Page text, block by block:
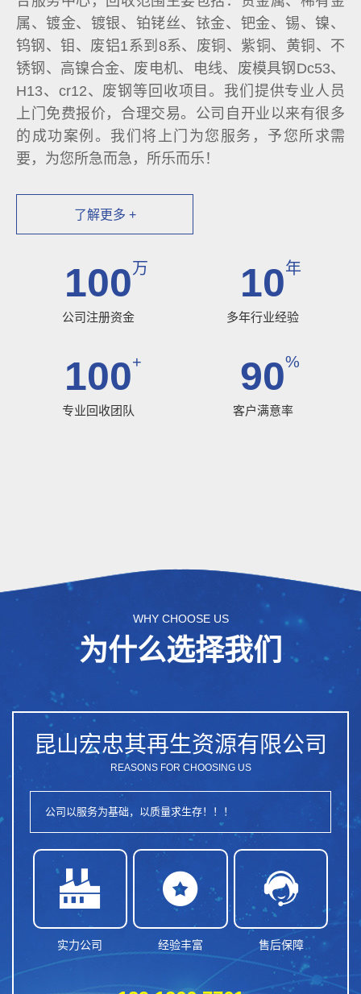
属、镀金、镀银、铂铑丝、铱金、钯金、锡、镍、
钨钢、钼、废铝1系到8系、废铜、紫铜、黄铜、不
锈钢、高镍合金、废电机、电线、废模具钢Dc53、
H13、cr12、废钢等回收项目。我们提供专业人员
上门免费报价，合理交易。公司自开业以来有很多
的成功案例。我们将上门为您服务，予您所求需
要，为您所急而急，所乐而乐！
了解更多 +
100万
公司注册资金
10年
多年行业经验
100+
专业回收团队
90%
客户满意率
WHY CHOOSE US
为什么选择我们
昆山宏忠其再生资源有限公司
REASONS FOR CHOOSING US
公司以服务为基础，以质量求生存！！！

实力公司

经验丰富

售后保障